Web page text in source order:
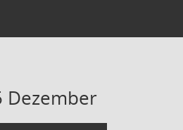
Dezember